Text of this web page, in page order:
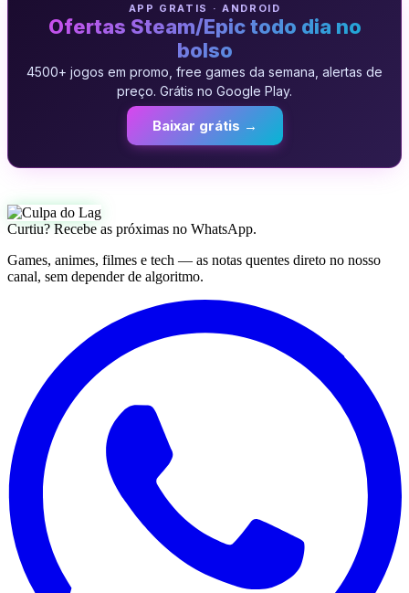
APP GRATIS · ANDROID
Ofertas Steam/Epic todo dia no
bolso
4500+ jogos em promo, free games da semana, alertas de
preço. Grátis no Google Play.
Baixar grátis →
Curtiu? Recebe as próximas no WhatsApp.
Games, animes, filmes e tech — as notas quentes direto no nosso
canal, sem depender de algoritmo.